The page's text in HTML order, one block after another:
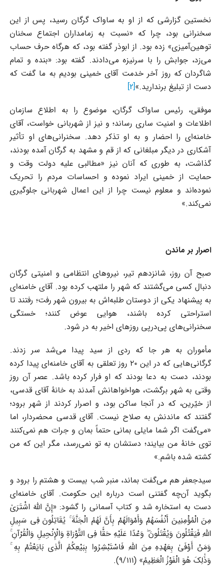
نخستین گزارشی که از او به ساواک گرگان رسید، پس از این
سخنرانی بود، چرا که «نسبت به زمامداران اجتماع سخنان
توهین‌آمیزی» زده بود. از ابوذر گفته بود، که هرگاه حرف حساب
می‌زد، جوابش را با سرنیزه می‌دادند. گفته بود: «بنده و تمام
شاگردان که روز آخر خدمت آقای خمینی بودیم به ما گفت که
دست از تبلیغ برندارید.»[2]
موفقی، رئیس ساواک گرگان، موضوع را به اطلاع سازمان
اطلاعات و امنیت ساری رساند؛ و نیز از شهربانی خواست، آقای
خامنه‌ای را احضار و به او تذکر دهد. سخنرانی‌های او تأثیر
آشکاری در دیگر مبلغانی که از قم و مشهد به گرگان آمده بودند،
گذاشت، به طوری که آنان نیز «مطالبی علیه دولت وقت و
حمایت از خمینی ایراد نموده و احساسات مردم را تحریک
نموده‌اند و معلوم نیست چرا از این اعمال شهربانی جلوگیری
نمی‌کند.»
اصرار بر ماندن
صبح آن روز، شانزدهم تیر، نیروهای انتظامی و امنیتی گرگان
دنبال کسی می‌گشتند که شهر را ملتهب کرده بود. آقای خامنه‌ای
به پیشنهاد یکی از دوستان طلبه‌اش به بیرون شهر رفت؛ رفتند تا
استراحتی کرده باشند، هوایی عوض کنند؛ خستگی
سخنرانی‌های پی‌درپی روزهای اخیر به در شود.
مأموران به هر جا که ردی از سید پیدا می‌شد سر زدند.
گرگانی‌هایی که در این ۲۰ روز تعلقی به آقای خامنه‌ای پیدا کرده
بودند، دست به دعا بودند که او فرار کرده باشد. عصر آن روز
وقتی به شهر برگشت، هواخواهانش آمدند به خانۀ آقای قدسی،
از خیّرین، که در آنجا ساکن بود، و اصرار کردند از شهر برود؛
گفتند که ماندنش به صلاح نیست. آقای قدسی محضردار، اما
«می‌گفت اگر شما مایلی بمانی حتماً بمان و جرات هم نمی‌کنند
توی خانۀ من بیایند؛ دستشان به تو نمی‌رسد، مگر این که من
کشته شده باشم.»
سیدجعفر هم می‌گفت بماند، منبر شب بیست و هشتم را برود و
بگوید آن‌چه گفتنی است درباره این حکومت. آقای خامنه‌ای
دست به استخاره شد و کتاب آسمانی را گشود: «إِنَّ اللَّهَ اشْتَرَىٰ
مِنَ الْمُؤْمِنِینَ أَنْفُسَهُمْ وَأَمْوَالَهُمْ بِأَنَّ لَهُمُ الْجَنَّةَ ۚ یُقَاتِلُونَ فِی سَبِیلِ
اللَّهِ فَیَقْتُلُونَ وَیُقْتَلُونَ ۖ وَعْدًا عَلَیْهِ حَقًّا فِی التَّوْرَاةِ وَالْإِنْجِیلِ وَالْقُرْآنِ ۚ
وَمَنْ أَوْفَىٰ بِعَهْدِهِ مِنَ اللَّهِ فَاسْتَبْشِرُوا بِبَیْعِکُمُ الَّذِی بَایَعْتُمْ بِهِ ۚ
وَذَٰلِکَ هُوَ الْفَوْزُ الْعَظِیمُ» (۹/۱۱۱).